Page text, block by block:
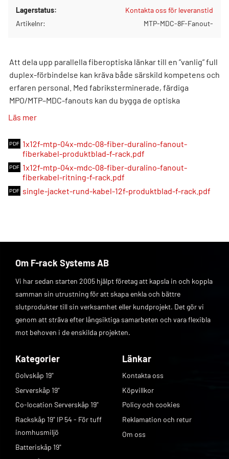
Lagerstatus
Kontakta oss för leveranstid
Artikelnr
MTP-MDC-8F-Fanout-
Att dela upp parallella fiberoptiska länkar till en ”vanlig” full
duplex-förbindelse kan kräva både särskild kompetens och
erfaren personal. Med fabriksterminerade, färdiga
MPO/MTP–MDC-fanouts kan du bygga de optiska
förbindelserna som behövs på bara några ögonblick. Som
ansluta breakout-fibrerna direkt till nya
sändar-/mottagarenheter (QSFP-DD eller SFP-DD).
Produkterna finns även med MTP® PRO-kontakter.
OFNP-kabelalternativ finns tillgängligt.
Läs mer
1x12f-mtp-04x-mdc-08-fiber-duralino-fanout-
fiberkabel-produktblad-f-rack.pdf
1x12f-mtp-04x-mdc-08-fiber-duralino-fanout-
fiberkabel-ritning-f-rack.pdf
single-jacket-rund-kabel-12f-produktblad-f-rack.pdf
Om F-rack Systems AB
Vi har sedan starten 2005 hjälpt företag att kapsla in och koppla
samman sin utrustning för att skapa enkla och bättre
slutprodukter till sin verksamhet eller kundprojekt. Det gör vi
genom att sträva efter långsiktiga samarbeten och vara flexibla
mot behoven i de enskilda projekten.
Kategorier
Golvskåp 19"
Serverskåp 19"
Co-location Serverskåp 19"
Rackskåp 19" IP 54 - För tuff
inomhusmiljö
Batteriskåp 19"
Länkar
Kontakta oss
Köpvillkor
Policy och cookies
Reklamation och retur
Om oss